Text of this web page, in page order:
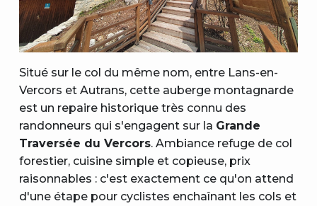
Situé sur le col du même nom, entre Lans-en-
Vercors et Autrans, cette auberge montagnarde
est un repaire historique très connu des
randonneurs qui s'engagent sur la Grande
Traversée du Vercors. Ambiance refuge de col
forestier, cuisine simple et copieuse, prix
raisonnables : c'est exactement ce qu'on attend
d'une étape pour cyclistes enchaînant les cols et